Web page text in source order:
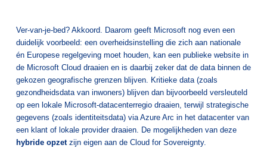
Ver-van-je-bed? Akkoord. Daarom geeft Microsoft nog even een
duidelijk voorbeeld: een overheidsinstelling die zich aan nationale
én Europese regelgeving moet houden, kan een publieke website in
de Microsoft Cloud draaien en is daarbij zeker dat de data binnen de
gekozen geografische grenzen blijven. Kritieke data (zoals
gezondheidsdata van inwoners) blijven dan bijvoorbeeld versleuteld
op een lokale Microsoft-datacenterregio draaien, terwijl strategische
gegevens (zoals identiteitsdata) via Azure Arc in het datacenter van
een klant of lokale provider draaien. De mogelijkheden van deze
hybride opzetzijn eigen aan de Cloud for Sovereignty.